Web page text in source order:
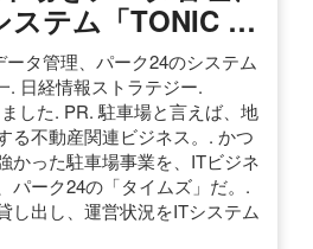
ステム「TONIC …
タ管理、パーク24のシステム
. 日経情報ストラテジー.
した. PR. 駐車場と言えば、地
る不動産関連ビジネス。. かつ
かった駐車場事業を、ITビジネ
パーク24の「タイムズ」だ。.
し出し、運営状況をITシステム